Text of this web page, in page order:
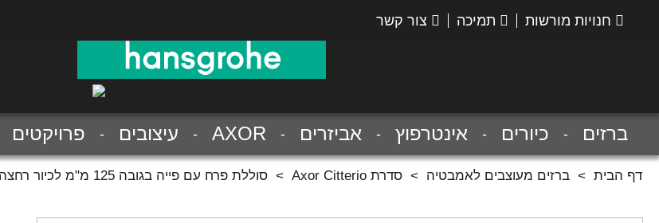
חנויות מורשות תמיכה צור קשר
ברזים כיורים אינטרפוץ אביזרים AXOR עיצובים פרויקטים
דף הבית > ברזים מעוצבים לאמבטיה > סדרת Axor Citterio > סוללת פרח עם פייה בגובה 125 מ"מ לכיור רחצה ללא ונטיל מסדרת אקסור ציטריו E